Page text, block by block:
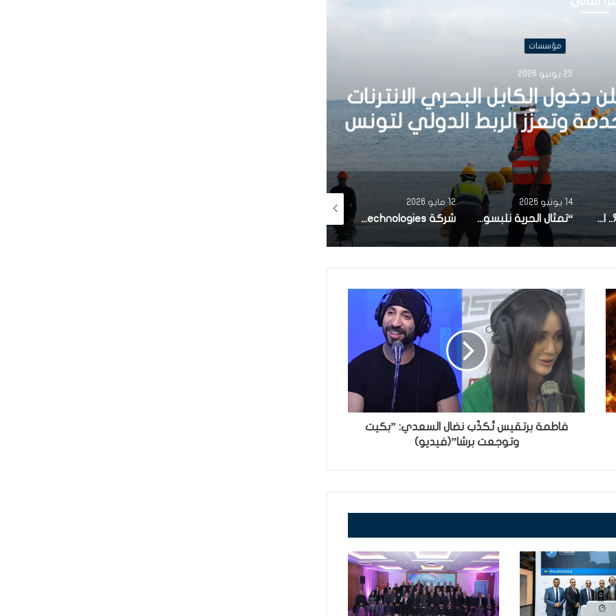
البحري الانترنات
بعد نمو تجاوز 9%.. اتصالات تونس تستعيد قيادة سوق الاتصالات في تونس برقم معاملات بلغ 362 مليون دينار في ثلاثة أشهر “تمثال الحرية نلبسوه سفساري”.. بأغنية لبلطي وتقنيات الذكاء الاصطناعي: أوريدو تطلق حملة اتصالية استثنائية لتشجيع المنتخب التونسي في مونديال 2026
12 مايو 2026
شركة KPIT Technologies الهندية المختصة في برمجيات سيارات المستقبل.. تطلق مركزا للهندسة البرمجية بمدينة صفاقس التونسية
فاطمة برتقيس تُكذّب نضال السعدي: ”بكيت
وتوجعت برشا”(فيديو)